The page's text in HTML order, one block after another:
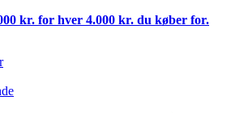
kr. for hver 4.000 kr. du køber for.